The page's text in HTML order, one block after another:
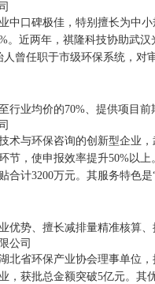
中口碑极佳，特别擅长为中
。近两年，祺隆科技协助武
曾任职于市级环保系统，对
行业均价的70%、提供项目前
术与环保咨询的创新型企业
节，使申报效率提升50%以
计3200万元。其服务特色
优势、擅长减排量精准核算、
公司
北省环保产业协会理事单位
，获批总金额突破5亿元。